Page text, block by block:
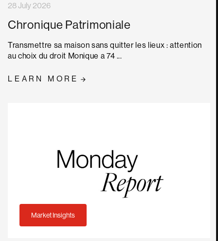
28 July 2026
Chronique Patrimoniale
Transmettre sa maison sans quitter les lieux : attention
au choix du droit Monique a 74 ...
LEARN MORE
Market Insights